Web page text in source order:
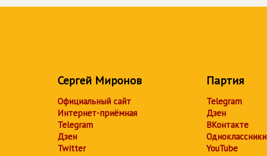
Сергей Миронов
Официальный сайт
Интернет-приёмная
Telegram
Дзен
Twitter
Партия
Telegram
Дзен
ВКонтакте
Одноклассники
YouTube